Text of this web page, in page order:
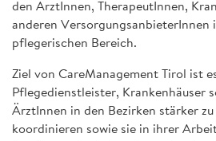
den ÄrztInnen, TherapeutInnen,
anderen VersorgungsanbieterInnen
pflegerischen Bereich.
Ziel von CareManagement Tirol ist
Pflegedienstleister, Krankenhäuser
ÄrztInnen in den Bezirken stärker
koordinieren sowie sie in ihrer